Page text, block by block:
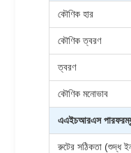
কৌণিক হার
কৌণিক ত্বরণ
ত্বরণ
কৌণিক মনোভাব
এএইচআরএস
রুটের সঠিকতা (শুদ্ধ